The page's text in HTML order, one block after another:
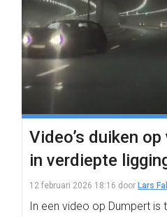
Video’s duiken
in verdiepte
12 februari 2026 18:16 door Lars
In een video op Dumpert is